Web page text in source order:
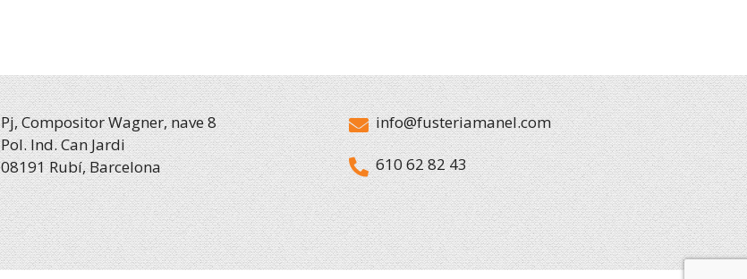
Pj, Compositor Wagner, nave 8
Pol. Ind. Can Jardi
08191 Rubí, Barcelona
info@fusteriamanel.com
610 62 82 43